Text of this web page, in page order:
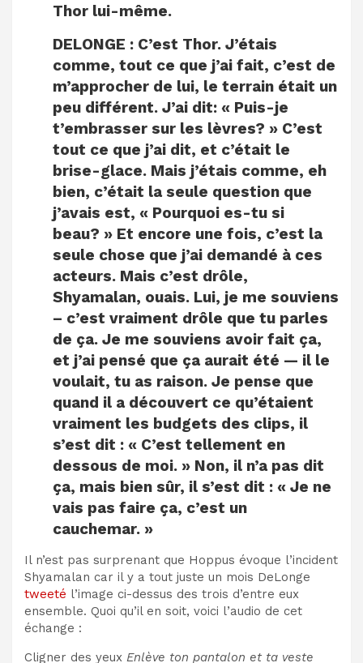
Thor lui-même.
DELONGE : C’est Thor. J’étais
comme, tout ce que j’ai fait, c’est de
m’approcher de lui, le terrain était un
peu différent. J’ai dit: « Puis-je
t’embrasser sur les lèvres? » C’est
tout ce que j’ai dit, et c’était le
brise-glace. Mais j’étais comme, eh
bien, c’était la seule question que
j’avais est, « Pourquoi es-tu si
beau? » Et encore une fois, c’est la
seule chose que j’ai demandé à ces
acteurs. Mais c’est drôle,
Shyamalan, ouais. Lui, je me souviens
– c’est vraiment drôle que tu parles
de ça. Je me souviens avoir fait ça,
et j’ai pensé que ça aurait été — il le
voulait, tu as raison. Je pense que
quand il a découvert ce qu’étaient
vraiment les budgets des clips, il
s’est dit : « C’est tellement en
dessous de moi. » Non, il n’a pas dit
ça, mais bien sûr, il s’est dit : « Je ne
vais pas faire ça, c’est un
cauchemar. »
Il n’est pas surprenant que Hoppus évoque l’incident
Shyamalan car il y a tout juste un mois DeLonge
tweeté l’image ci-dessus des trois d’entre eux
ensemble. Quoi qu’il en soit, voici l’audio de cet
échange :
Cligner des yeux Enlève ton pantalon et ta veste